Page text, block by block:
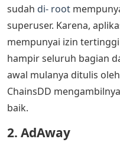
sudah di- root
superuser. Karena,
mempunyai izin
hampir seluruh bagian
awal mulanya ditulis
ChainsDD
baik.
2. AdAway